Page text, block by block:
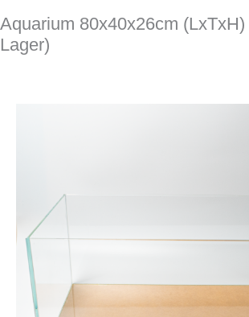
Aquarium 80x40x26cm
Lager)